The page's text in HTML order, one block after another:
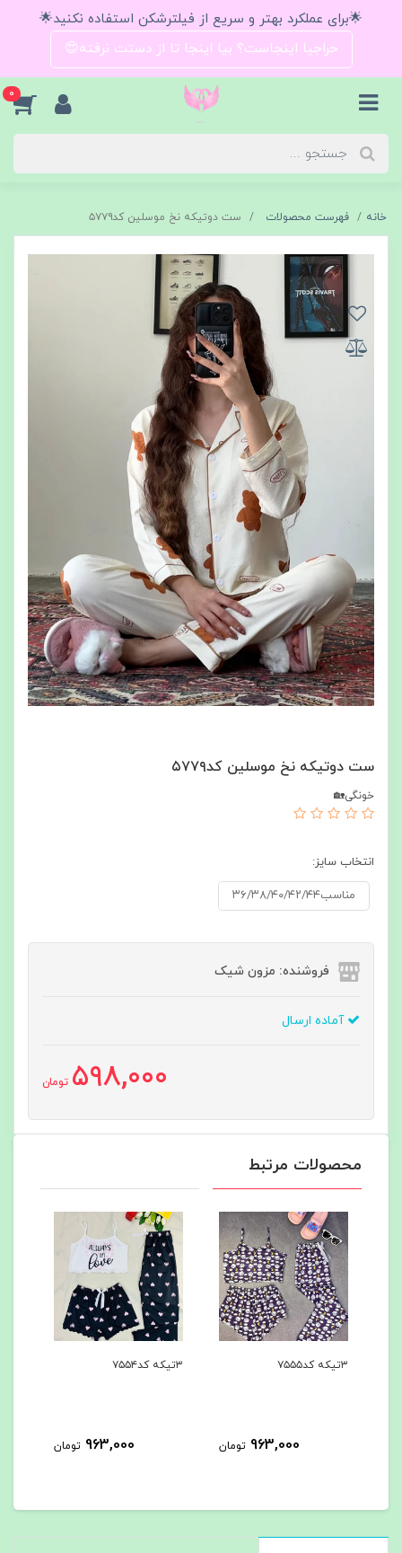
🌟برای عملکرد بهتر و سریع از فیلترشکن استفاده نکنید🌟
حراجیا اینجاست؟ بیا اینجا تا از دستت نرفته😍
0
خانه فهرست محصولات ست دوتیکه نخ موسلین کد۵۷۷۹
ست دوتیکه نخ موسلین کد۵۷۷۹
خونگی🏡
انتخاب سایز:
مناسب۳۶/۳۸/۴۰/۴۲/۴۴
فروشنده: مزون شیک
آماده ارسال
598,000 تومان
محصولات مرتبط
۳تیکه کد۷۵۵۴
963,000 تومان
۳تیکه کد۷۵۵۳
963,000 تومان